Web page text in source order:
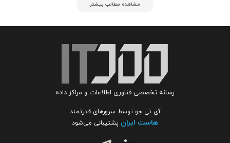
مشاهده مطالب بیشتر
رسانه تخصصی فناوری اطلاعات و مراکز داده
آی تی جو توسط سرورهای قدرتمند
هاست ایران پشتیبانی می‌شود